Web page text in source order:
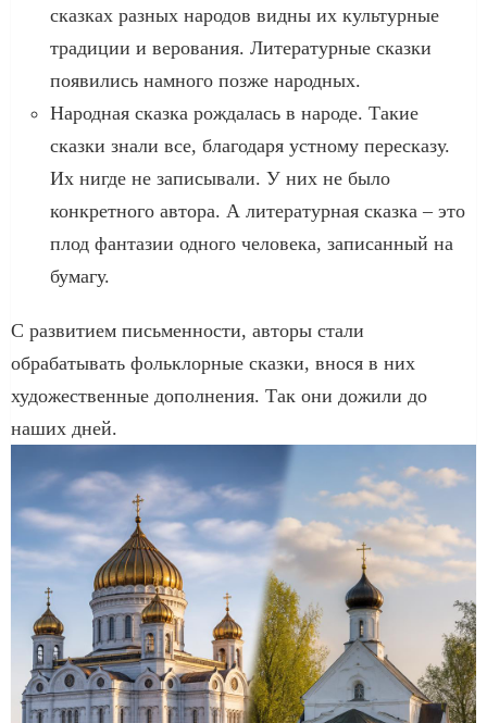
сказках разных народов видны их культурные
традиции и верования. Литературные сказки
появились намного позже народных.
Народная сказка рождалась в народе. Такие
сказки знали все, благодаря устному пересказу.
Их нигде не записывали. У них не было
конкретного автора. А литературная сказка – это
плод фантазии одного человека, записанный на
бумагу.
С развитием письменности, авторы стали
обрабатывать фольклорные сказки, внося в них
художественные дополнения. Так они дожили до
наших дней.